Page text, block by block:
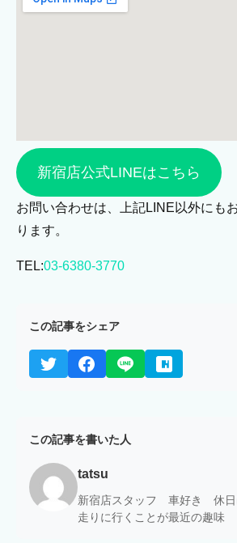
新宿店公式LINEはこちら
お問い合わせは、上記LINE以外にも
ります。
TEL:03-6380-3770
この記事をシェア
この記事を書いた人
tatsu
新宿店スタッフ 車好き 休日
走りに行くことが最近の趣味